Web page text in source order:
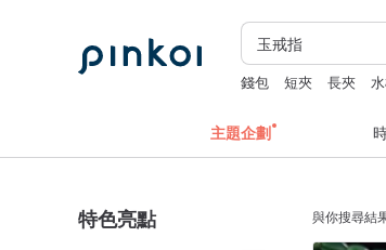
錢包 短夾 長夾
主題企劃
特色亮點 與你搜尋結